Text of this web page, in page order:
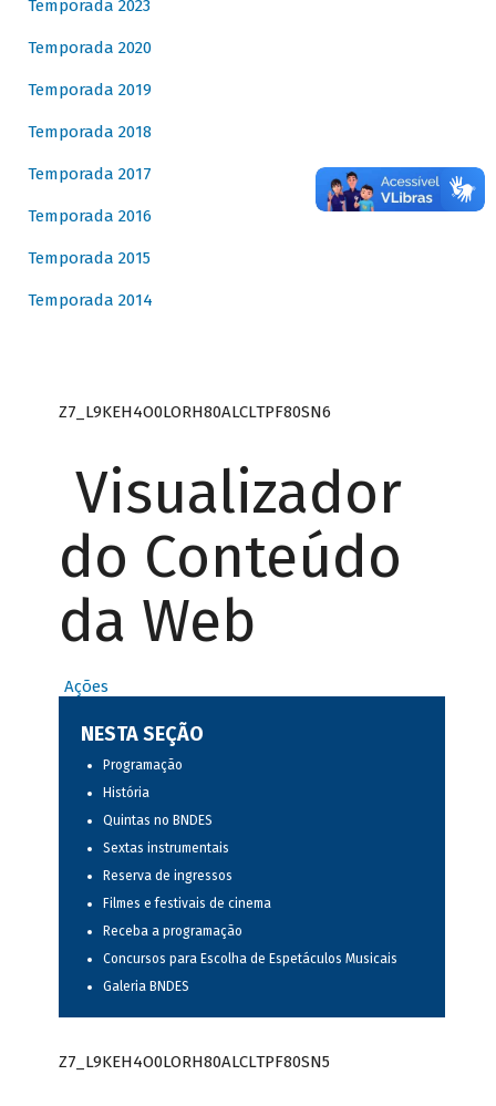
Temporada 2023
Temporada 2020
Temporada 2019
Temporada 2018
Temporada 2017
Temporada 2016
Temporada 2015
Temporada 2014
Z7_L9KEH4O0LORH80ALCLTPF80SN6
Visualizador
do Conteúdo
da Web
Ações
NESTA SEÇÃO
Programação
História
Quintas no BNDES
Sextas instrumentais
Reserva de ingressos
Filmes e festivais de cinema
Receba a programação
Concursos para Escolha de Espetáculos Musicais
Galeria BNDES
Z7_L9KEH4O0LORH80ALCLTPF80SN5